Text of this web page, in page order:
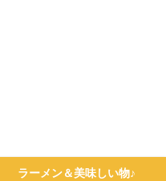
ラーメン＆美味しい物♪